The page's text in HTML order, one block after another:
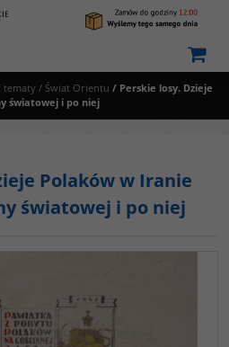
tematy / Świat Orientu / Perskie losy. Dzieje
światowej i po niej
Polaków w Iranie
światowej i po niej